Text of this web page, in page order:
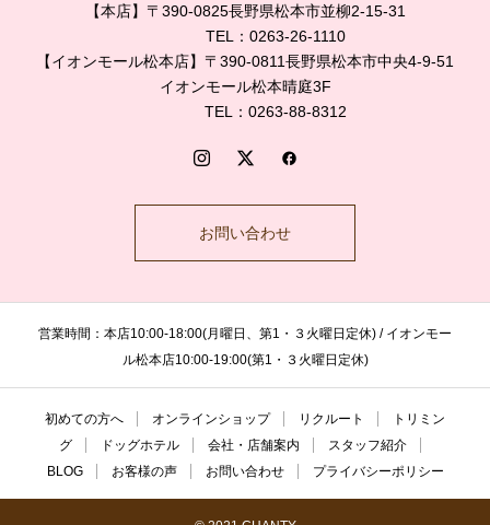
【本店】〒390-0825長野県松本市並柳2-15-31
TEL：0263-26-1110
【イオンモール松本店】〒390-0811長野県松本市中央4-9-51
イオンモール松本晴庭3F
TEL：0263-88-8312
お問い合わせ
営業時間：本店10:00-18:00(月曜日、第1・３火曜日定休) / イオンモー
ル松本店10:00-19:00(第1・３火曜日定休)
初めての方へ オンラインショップ リクルート
トリミン
グ
ドッグホテル 会社・店舗案内
スタッフ紹介
BLOG
お客様の声 お問い合わせ プライバシーポリシー